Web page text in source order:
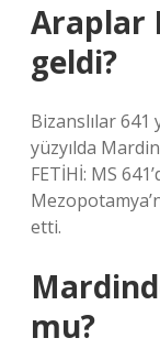
Araplar
geldi?
Bizanslılar 641
yüzyılda
FETİHİ: MS
etti.
mu?